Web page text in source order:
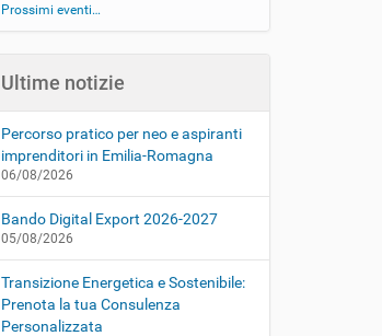
Prossimi eventi…
Ultime notizie
Percorso pratico per neo e aspiranti
imprenditori in Emilia-Romagna
06/08/2026
Bando Digital Export 2026-2027
05/08/2026
Transizione Energetica e Sostenibile:
Prenota la tua Consulenza
Personalizzata